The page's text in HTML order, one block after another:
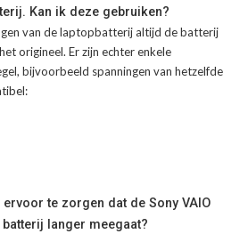
Kan ik deze gebruiken?
van de laptopbatterij altijd de batterij
origineel. Er zijn echter enkele
bijvoorbeeld spanningen van hetzelfde
te zorgen dat de Sony VAIO
langer meegaat?